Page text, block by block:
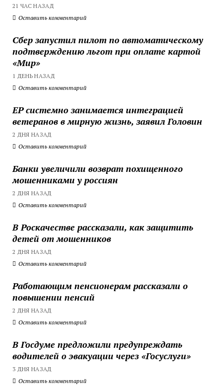
21 ЧАС НАЗАД
Оставить комментарий
Сбер запустил пилот по автоматическому
подтверждению льгот при оплате картой
«Мир»
1 ДЕНЬ НАЗАД
Оставить комментарий
ЕР системно занимается интеграцией
ветеранов в мирную жизнь, заявил Головин
2 ДНЯ НАЗАД
Оставить комментарий
Банки увеличили возврат похищенного
мошенниками у россиян
2 ДНЯ НАЗАД
Оставить комментарий
В Роскачестве рассказали, как защитить
детей от мошенников
2 ДНЯ НАЗАД
Оставить комментарий
Работающим пенсионерам рассказали о
повышении пенсий
2 ДНЯ НАЗАД
Оставить комментарий
В Госдуме предложили предупреждать
водителей о эвакуации через «Госуслуги»
3 ДНЯ НАЗАД
Оставить комментарий